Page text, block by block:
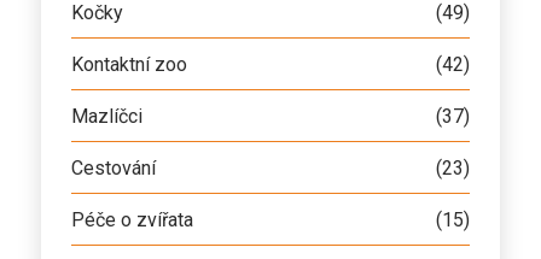
Kočky (49)
Kontaktní zoo (42)
Mazlíčci (37)
Cestování (23)
Péče o zvířata (15)